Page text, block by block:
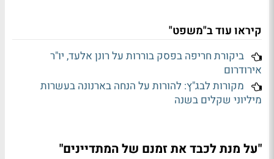
קיראו עוד ב"משפט"
ביקורת חריפה בפסק בוררות על רונן אלעד, יו"ר
אירודרום
מקורות לבג"ץ: להורות על הנחה בארנונה בעשרות
מיליוני שקלים בשנה
"על מנת לכבד את זמנם של המתדיינים"